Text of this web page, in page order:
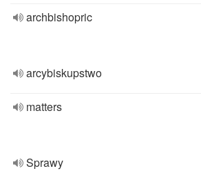
archbishopric
arcybiskupstwo
matters
Sprawy